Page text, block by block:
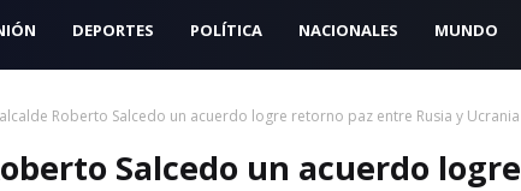
DEPORTES POLÍTICA NACIONALES MUNDO
Roberto Salcedo un acuerdo logre retorno paz entre Rusia y Ucrania
Salcedo un acuerdo logre